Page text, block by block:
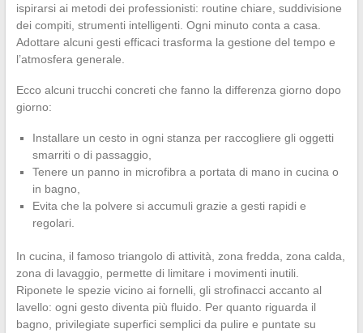
ispirarsi ai metodi dei professionisti: routine chiare, suddivisione
dei compiti, strumenti intelligenti. Ogni minuto conta a casa.
Adottare alcuni gesti efficaci trasforma la gestione del tempo e
l’atmosfera generale.
Ecco alcuni trucchi concreti che fanno la differenza giorno dopo
giorno:
Installare un cesto in ogni stanza per raccogliere gli oggetti
smarriti o di passaggio,
Tenere un panno in microfibra a portata di mano in cucina o
in bagno,
Evita che la polvere si accumuli grazie a gesti rapidi e
regolari.
In cucina, il famoso triangolo di attività, zona fredda, zona calda,
zona di lavaggio, permette di limitare i movimenti inutili.
Riponete le spezie vicino ai fornelli, gli strofinacci accanto al
lavello: ogni gesto diventa più fluido. Per quanto riguarda il
bagno, privilegiate superfici semplici da pulire e puntate su